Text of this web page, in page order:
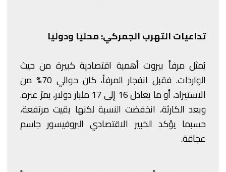
تداعيات التهرب الجمركي: محليًا ودوليًا
يُمثل مرفأ بيروت أهمية اقتصادية كبيرة من حيث
الواردات. فقبل انفجار المرفأ، كان حوالي 70% من
الاستيراد، أو ما يعادل 16 إلى 17 مليار دولار، يمرّ عبره.
وبعد الكارثة، انخفضت النسبة لكنها بقيت مرتفعة،
حسبما يؤكد الخبير الاقتصادي البروفيسور جاسم
عجاقة.